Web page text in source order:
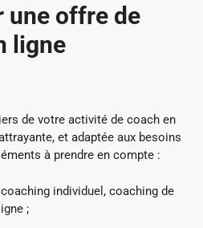
une offre de
ligne
de votre activité de coach en
et adaptée aux besoins
à prendre en compte :
individuel, coaching de
;